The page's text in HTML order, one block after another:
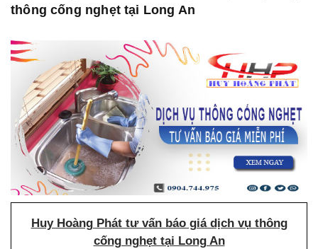
thông cống nghẹt tại Long An
Huy Hoàng Phát tư vấn báo giá dịch vụ thông
cống nghẹt tại Long An